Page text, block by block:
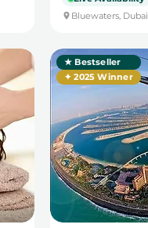
Bluewaters, Dubai
★ Bestseller
✦ 2025 Winner